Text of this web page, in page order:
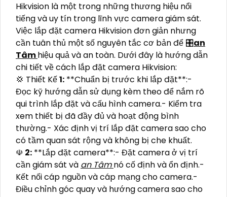
Hikvision là một trong những thương hiệu nổi
tiếng và uy tín trong lĩnh vực camera giám sát.
Việc lắp đặt camera Hikvision đơn giản nhưng
cần tuân thủ một số nguyên tắc cơ bản để 🎛an
Tâmhiệu quả và an toàn. Dưới đây là hướng dẫn
chi tiết về cách lắp đặt camera Hikvision:
💢 Thiết Kế1: **Chuẩn bị trước khi lắp đặt**:-
Đọc kỹ hướng dẫn sử dụng kèm theo để nắm rõ
qui trình lắp đặt và cấu hình camera.- Kiểm tra
xem thiết bị đã đầy đủ và hoạt động bình
thường.- Xác định vị trí lắp đặt camera sao cho
có tầm quan sát rộng và không bị che khuất.
☫ 2: **Lắp đặt camera**:- Đặt camera ở vị trí
cần giám sát và an Tâmnó cố định và ổn định.-
Kết nối cáp nguồn và cáp mạng cho camera.-
Điều chỉnh góc quay và hướng camera sao cho